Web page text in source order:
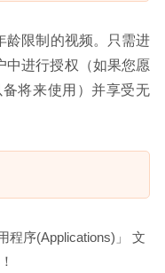
龄限制的视频。只需进
中进行授权（如果您愿
将来使用）并享受无
程序(Applications)」 文